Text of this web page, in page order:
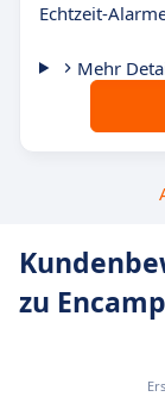
Echtzeit-
Mehr
zu Encamp